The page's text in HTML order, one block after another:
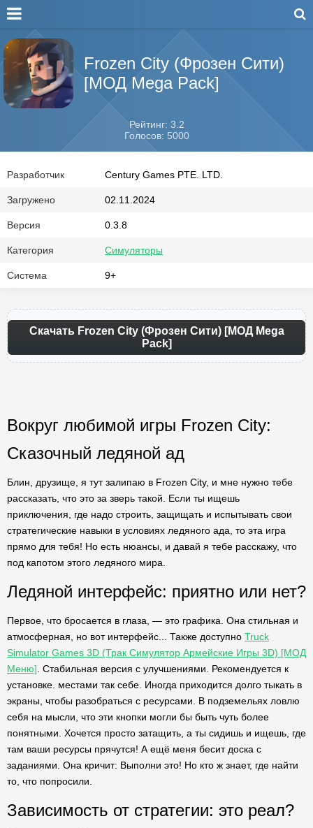
Frozen City (Фрозен Сити)
[МОД Mega Pack]
Рейтинг: 3.2
Голосов: 5000
Разработчик Century Games PTE. LTD.
Загружено 02.11.2024
Версия 0.3.8
Категория Симуляторы
Система 9+
Скачать Frozen City (Фрозен Сити) [МОД Mega
Pack]
Вокруг любимой игры Frozen City:
Сказочный ледяной ад
Блин, друзище, я тут залипаю в Frozen City, и мне нужно тебе
рассказать, что это за зверь такой. Если ты ищешь
приключения, где надо строить, защищать и испытывать свои
стратегические навыки в условиях ледяного ада, то эта игра
прямо для тебя! Но есть нюансы, и давай я тебе расскажу, что
под капотом этого ледяного мира.
Ледяной интерфейс: приятно или нет?
Первое, что бросается в глаза, — это графика. Она стильная и
атмосферная, но вот интерфейс... Также доступно Truck
Simulator Games 3D (Трак Симулятор Армейские Игры 3D) [МОД
Меню] . Стабильная версия с улучшениями. Рекомендуется к
установке. местами так себе. Иногда приходится долго тыкать в
экраны, чтобы разобраться с ресурсами. В подземельях ловлю
себя на мысли, что эти кнопки могли бы быть чуть более
понятными. Хочется просто затащить, а ты сидишь и ищешь, где
там ваши ресурсы прячутся! А ещё меня бесит доска с
заданиями. Она кричит: Выполни это! Но кто ж знает, где найти
то, что попросили.
Зависимость от стратегии: это реал?